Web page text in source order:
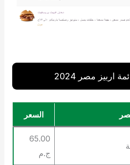
اربيز مصر 2024
السعر
65.00
ج.م